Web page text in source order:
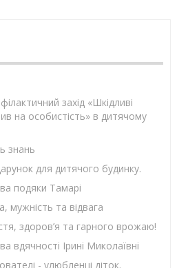
захід «Шкідливі
на особистість» в дитячому
знань
для дитячого будинку.
подяки Тамарі
мужність та відвага
здоров’я та гарного врожаю!
вдячності Ірині Миколаївні
- улюбленці діток.